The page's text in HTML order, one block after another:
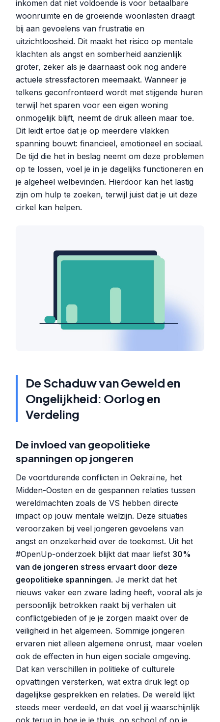
inkomen dat niet voldoende is voor betaalbare
woonruimte en de groeiende woonlasten draagt
bij aan gevoelens van frustratie en
uitzichtloosheid. Dit maakt het risico op mentale
klachten als angst en somberheid aanzienlijk
groter, zeker als je daarnaast ook nog andere
actuele stressfactoren meemaakt. Wanneer je
telkens geconfronteerd wordt met stijgende huren
terwijl het sparen voor een eigen woning
onmogelijk blijft, neemt de druk alleen maar toe.
Dit leidt ertoe dat je op meerdere vlakken
spanning bouwt: financieel, emotioneel en sociaal.
De tijd die het in beslag neemt om deze problemen
op te lossen, voel je in je dagelijks functioneren en
je algeheel welbevinden. Hierdoor kan het lastig
zijn om hulp te zoeken, terwijl juist dat je uit deze
cirkel kan helpen.
De Schaduw van Geweld en
Ongelijkheid: Oorlog en
Verdeling
De invloed van geopolitieke
spanningen op jongeren
De voortdurende conflicten in Oekraïne, het
Midden-Oosten en de gespannen relaties tussen
wereldmachten zoals de VS hebben directe
impact op jouw mentale welzijn. Deze situaties
veroorzaken bij veel jongeren gevoelens van
angst en onzekerheid over de toekomst. Uit het
#OpenUp-onderzoek blijkt dat maar liefst 30%
van de jongeren stress ervaart door deze
geopolitieke spanningen. Je merkt dat het
nieuws vaker een zware lading heeft, vooral als je
persoonlijk betrokken raakt bij verhalen uit
conflictgebieden of je je zorgen maakt over de
veiligheid in het algemeen. Sommige jongeren
ervaren niet alleen algemene onrust, maar voelen
ook de effecten in hun eigen sociale omgeving.
Dat kan verschillen in politieke of culturele
opvattingen versterken, wat extra druk legt op
dagelijkse gesprekken en relaties. De wereld lijkt
steeds meer verdeeld, en dat voel jij waarschijnlijk
ook terug in hoe je je thuis, op school of op je